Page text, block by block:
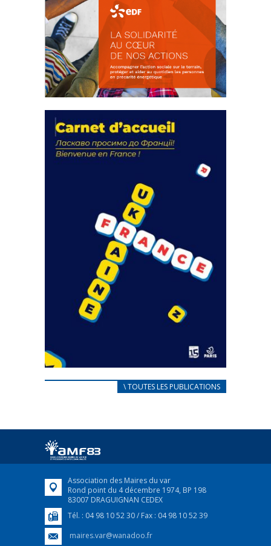
actions
18 septembre 2023
FEUILLETER
CARNET D’ACCUEIL
Afin d’accompagner au mieux les réfugiés
FEUILLETER
\ TOUTES LES PUBLICATIONS
Association des Maires du var
Rond point du 4 décembre 1974, BP 198
83007 DRAGUIGNAN CEDEX
Tél. : 04 98 10 52 30 / Fax : 04 98 10 52 39
maires.var@wanadoo.fr